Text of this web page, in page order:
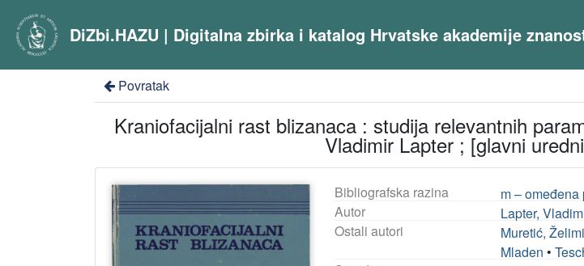
DiZbi.HAZU | Digitalna zbirka i katalog Hrvatske akademije
Povratak
Kraniofacijalni rast blizanaca : studija relevantnih
Vladimir Lapter ; [glavni
Bibliografska razina
m –
Autor
Lapter,
Ostali autori
Muretić,
Mladen •